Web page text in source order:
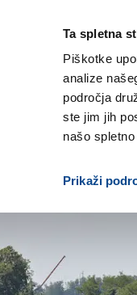
Ta spletna
Piškotke
analize
področja
ste jim jih
našo
Prikaži
četrtek,
6.